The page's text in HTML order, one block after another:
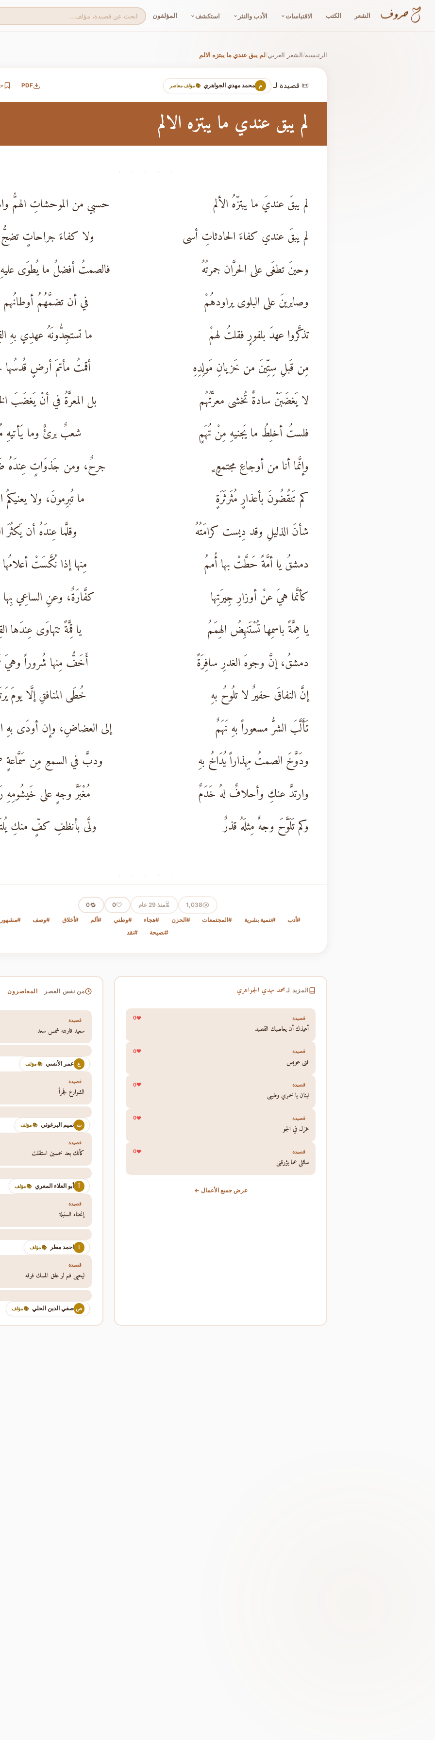
الشعر الكتب الاقتباسات الأدب والنثر استكشف المؤلفون
الرئيسية/الشعر العربي/لم يبق عندي ما يبتزه الالم
📜 قصيدة لـ م محمد مهدي الجواهري 📚 مؤلف معاصر PDF
لم يبق عندي ما يبتزه الالم
· · · · ·
لم يبقَ عنديَ ما يبتزّهُ الألم
حسبي من الموحشاتِ الهمُّ
لم يبقَ عندي كفاءَ الحادثاتِ أسى
ولا كفاءَ جراحاتٍ
وحينَ تطغَى على الحرَّان جمرتُهُ
فالصمتُ أفضلُ ما يُطوَى
وصابرينَ على البلوى يراودهُمْ
في أن تضمَّهُمُ
تذكَّروا عهدَ بلفورٍ فقلتُ لهمْ
ما تستجِدُّونَهُ عهدِي بهِ
مِن قَبلِ سِتِّينَ من خَزيانِ مَولِدِهِ
أقمتُ مأتمَ أرضٍ
لا يَغضَبَنْ سادةٌ تُخشى معرَّتُهُم
بل المعرَّةُ في أنْ يَغضَبَ
فلستُ أخلِطُ ما يَجنيهِ مِنْ تُهَمٍ
شعبٌ برئٌ وما يَأتيهِ
وإنَّما أنا من أوجاعِ مجتمعٍ ٍ
جرحٌ، ومن جَذوَاتٍ عِندَهُ
كم تَنقُضُونَ بأعذارٍ مُثَرثَرَةٍ
ما تُبرِمونَ، ولا يعنيكمُ
شأنَ الذليلِ وقد دِيست كرامَتُهُ
وقلَّما عِندَهُ أن يَكثُرَ
دمشقُ يا أمَّةً حَطَّتْ بها أُممُ
مِنها إذا نُكَّسَتْ
كأنَّما هيَ عنْ أوزارِ جِيرَتِها
كفَّارَةٌ، وعنِ الساعِي
يا هِمَّةً باسمِها تُسْتَنهِضُ الهِمَمُ
يا قِمَّةً تتهاوَى عِندَها
دمشقُ، إنَّ وجوهَ الغدرِ سافِرَةً
أَخَفُّ مِنها شُروراً وهيَ
إنَّ النفاقَ حفيرٌ لا تلُوحُ بهِ
خُطَى المنافقِ إلَّا يومَ
تَأَلَّبَ الشرُّ مسعوراً بهِ نَهَمٌ
إلى العضاضِ، وإن أودَى بهِ
ودَوَّخَ الصمتُ مِهذاراً يُدَاخُ بهِ
ودبَّ في السمعِ مِن سَمَّاعةٍ
وارتدَّ عنكِ وأحلافٌ لهُ خَدَمٌ
مُغْبَرَّ وجهٍ على
وكم تَلَوَّحَ وجهٌ مِثلَهُ قذرٌ
ولَّى بأنظفِ كفٍّ منكِ
· · · · ·
1,038
⏳منذ 29 عام 🤍
0
🔁
0
#أدب #تنمية بشرية #المجتمعات #الحزن #هجاء #وطني #ألم #أخلاق #وصف
#نصيحة
#نقد
المزيد لـمحمد مهدي الجواهري
قصيدة 0
أعيذك أن يعاصيك القصيد
قصيدة 0
فتى عويس
قصيدة 0
لبنان يا خمري وطيبي
قصيدة 0
غزل في الجو
قصيدة 0
سائلي عما يؤرقني
عرض جميع الأعمال ←
من نفس العصر المعاصرون
قصيدة
سعيد قارنته شمس سعد
ع عمر الأنسي 📚 مؤلف
قصيدة
الشوارع فجراً
ت تميم البرغوثي 📚 مؤلف
قصيدة
كأنك بعد خمسين استقلت
أ أبو العلاء المعري 📚 مؤلف
قصيدة
إنحناء السنبلة
ا احمد مطر 📚 مؤلف
قصيدة
ليحيى فم لو علق المسك فوقه
ص صفي الدين الحلي 📚 مؤلف